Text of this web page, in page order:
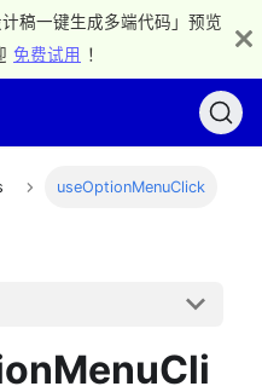
稿一键生成多端代码」预览
免费试用 ！
useOptionMenuClick